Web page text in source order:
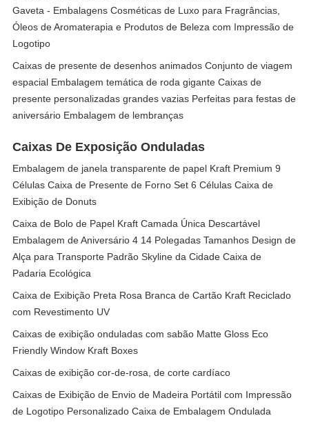
Gaveta - Embalagens Cosméticas de Luxo para Fragrâncias,
Óleos de Aromaterapia e Produtos de Beleza com Impressão de
Logotipo
Caixas de presente de desenhos animados Conjunto de viagem
espacial Embalagem temática de roda gigante Caixas de
presente personalizadas grandes vazias Perfeitas para festas de
aniversário Embalagem de lembranças
Caixas De Exposição Onduladas
Embalagem de janela transparente de papel Kraft Premium 9
Células Caixa de Presente de Forno Set 6 Células Caixa de
Exibição de Donuts
Caixa de Bolo de Papel Kraft Camada Única Descartável
Embalagem de Aniversário 4 14 Polegadas Tamanhos Design de
Alça para Transporte Padrão Skyline da Cidade Caixa de
Padaria Ecológica
Caixa de Exibição Preta Rosa Branca de Cartão Kraft Reciclado
com Revestimento UV
Caixas de exibição onduladas com sabão Matte Gloss Eco
Friendly Window Kraft Boxes
Caixas de exibição cor-de-rosa, de corte cardíaco
Caixas de Exibição de Envio de Madeira Portátil com Impressão
de Logotipo Personalizado Caixa de Embalagem Ondulada